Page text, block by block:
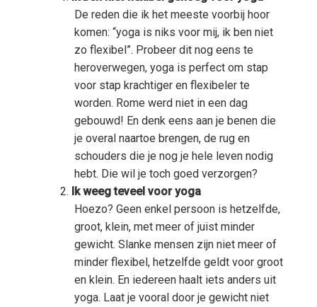
De reden die ik het meeste voorbij hoor
komen: “yoga is niks voor mij, ik ben niet
zo flexibel”. Probeer dit nog eens te
heroverwegen, yoga is perfect om stap
voor stap krachtiger en flexibeler te
worden. Rome werd niet in een dag
gebouwd! En denk eens aan je benen die
je overal naartoe brengen, de rug en
schouders die je nog je hele leven nodig
hebt. Die wil je toch goed verzorgen?
Ik weeg teveel voor yoga
Hoezo? Geen enkel persoon is hetzelfde,
groot, klein, met meer of juist minder
gewicht. Slanke mensen zijn niet meer of
minder flexibel, hetzelfde geldt voor groot
en klein. En iedereen haalt iets anders uit
yoga. Laat je vooral door je gewicht niet